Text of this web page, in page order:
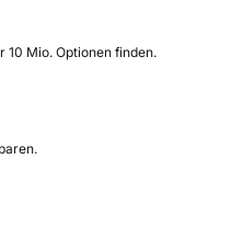
10 Mio. Optionen finden.